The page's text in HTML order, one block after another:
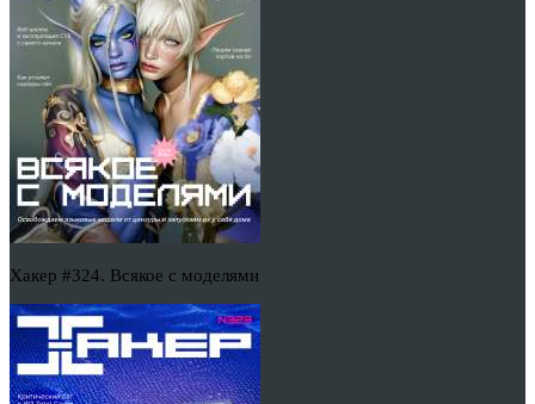
Хакер #324. Всякое с моделями